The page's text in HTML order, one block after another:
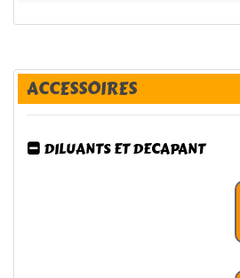
ACCESSOIRES
DILUANTS ET DECAPANT